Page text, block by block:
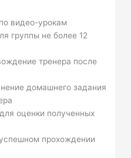
видео-урокам
группы не более 12
тренера после
домашнего задания
оценки полученных
прохождении